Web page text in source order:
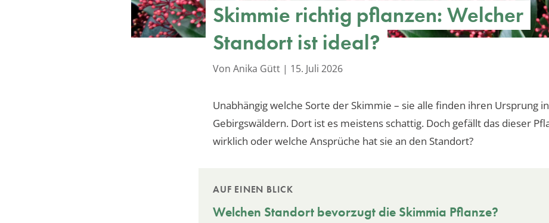
Skimmie richtig pflanzen: Welcher
Standort ist ideal?
Von Anika Gütt | 15. Juli 2026
Unabhängig welche Sorte der Skimmie – sie alle finden ihren Ursprung in
Gebirgswäldern. Dort ist es meistens schattig. Doch gefällt das dieser
wirklich oder welche Ansprüche hat sie an den Standort?
AUF EINEN BLICK
Welchen Standort bevorzugt die Skimmia Pflanze?